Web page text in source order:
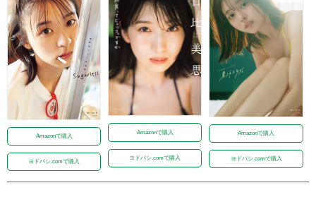
Amazonで購入
ヨドバシ.comで購入
Amazonで購入
ヨドバシ.comで購入
Amazonで購入
ヨドバシ.comで購入